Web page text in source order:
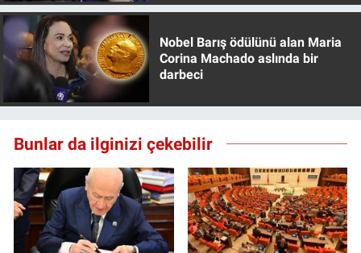
Nobel Barış ödülünü alan Maria
Corina Machado aslında bir
darbeci
Bunlar da ilginizi çekebilir
Türkiye'nin Geleceği
Türkiye'nin Gündemi
Yerel Yaşam
Canlı Yayın